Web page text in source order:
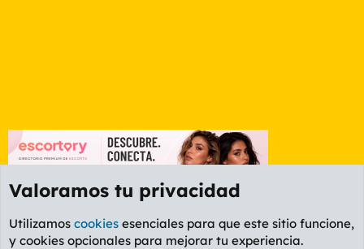
Etiquetas
Valoramos tu privacidad
Utilizamos cookies esenciales para que este sitio funcione,
y cookies opcionales para mejorar tu experiencia.